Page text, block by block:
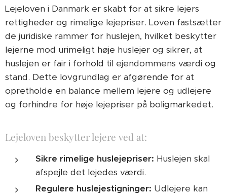
Lejeloven i Danmark er skabt for at sikre lejers
rettigheder og rimelige lejepriser. Loven fastsætter
de juridiske rammer for huslejen, hvilket beskytter
lejerne mod urimeligt høje huslejer og sikrer, at
huslejen er fair i forhold til ejendommens værdi og
stand. Dette lovgrundlag er afgørende for at
opretholde en balance mellem lejere og udlejere
og forhindre for høje lejepriser på boligmarkedet.
Lejeloven beskytter lejere ved at:
Sikre rimelige huslejepriser: Huslejen skal
afspejle det lejedes værdi.
Regulere huslejestigninger: Udlejere kan